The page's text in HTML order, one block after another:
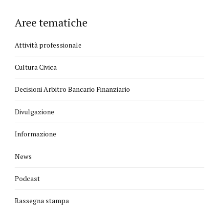
Aree tematiche
Attività professionale
Cultura Civica
Decisioni Arbitro Bancario Finanziario
Divulgazione
Informazione
News
Podcast
Rassegna stampa